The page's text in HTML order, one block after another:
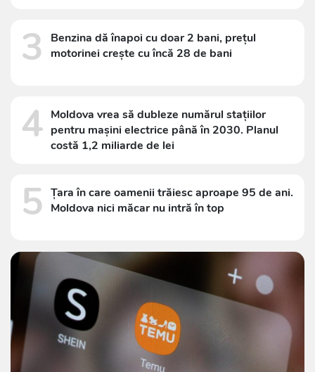
3
Benzina dă înapoi cu doar 2 bani, prețul
motorinei crește cu încă 28 de bani
4 Moldova vrea să dubleze numărul stațiilor
pentru mașini electrice până în 2030. Planul
costă 1,2 miliarde de lei
5 Țara în care oamenii trăiesc aproape 95 de ani.
Moldova nici măcar nu intră în top